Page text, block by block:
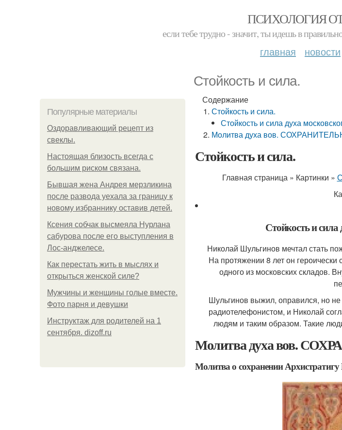
ПСИХОЛОГИЯ
если тебе трудно - значит, ты идешь в
главная новости
Стойкость и сила.
Популярные материалы
Оздоравливающий рецепт из
свеклы.
Hacтоящая близость всегда с
большим риском связана.
Бывшая жена Андрея мерзликина
после развода уехала за границу к
новому избраннику оставив детей.
Ксения собчак высмеяла Нурлана
сабурова после его выступления в
Лос-анджелесе.
Как перестать жить в мыслях и
открыться женской силе?
Мужчины и женщины голые вместе.
Фото парня и девушки
Инструктаж для родителей на 1
сентября. dizoff.ru
Содержание
Стойкость и сила.
Стойкость и сила духа
Молитва духа вов.
Стойкость и сила.
Главная страница » Картинки »
Стойкость и
Николай Шульгинов мечтал стать
На протяжении 8 лет он
одного из московских складов.
Шульгинов выжил, оправился, но
радиотелефонистом, и Николай
людям и таким образом. Такие
Молитва духа вов.
Молитва о сохранении